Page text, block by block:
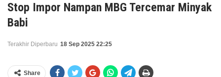
Stop Impor Nampan MBG Tercemar Minyak
Babi
Terakhir Diperbaru 18 Sep 2025 22:25
Share